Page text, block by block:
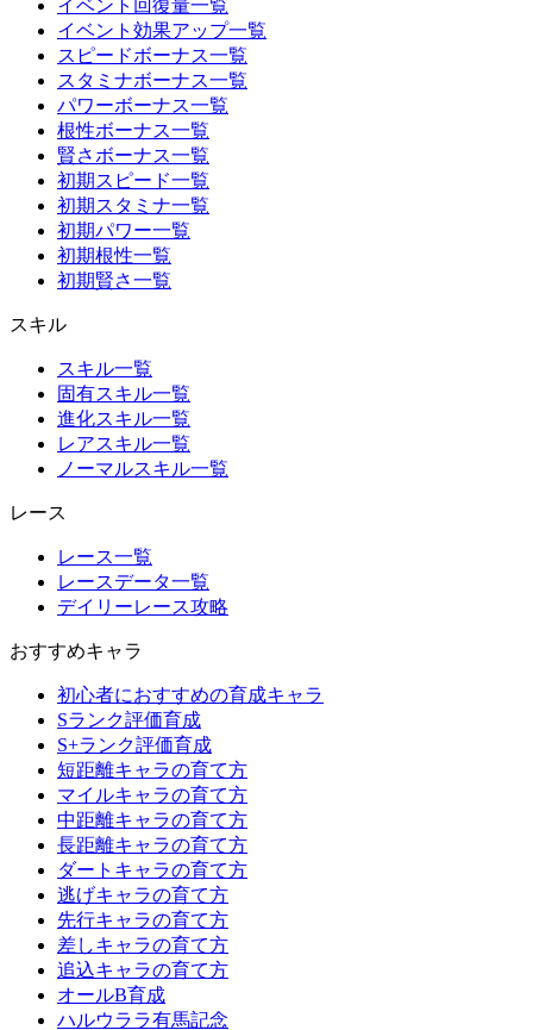
イベント回復量一覧
イベント効果アップ一覧
スピードボーナス一覧
スタミナボーナス一覧
パワーボーナス一覧
根性ボーナス一覧
賢さボーナス一覧
初期スピード一覧
初期スタミナ一覧
初期パワー一覧
初期根性一覧
初期賢さ一覧
スキル
スキル一覧
固有スキル一覧
進化スキル一覧
レアスキル一覧
ノーマルスキル一覧
レース
レース一覧
レースデータ一覧
デイリーレース攻略
おすすめキャラ
初心者におすすめの育成キャラ
Sランク評価育成
S+ランク評価育成
短距離キャラの育て方
マイルキャラの育て方
中距離キャラの育て方
長距離キャラの育て方
ダートキャラの育て方
逃げキャラの育て方
先行キャラの育て方
差しキャラの育て方
追込キャラの育て方
オールB育成
ハルウララ有馬記念